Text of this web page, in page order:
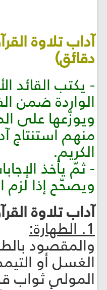
دقائق)
- يكتب القائد
الواردة ضمن
ويوزّعها على
منهم استنتاج
الكريم.
- ثمّ يأخذ
ويصحّح إذا لزم
آداب تلاوة
1. الطهارة:
والمقصود
الغسل أو
المولى ثواب